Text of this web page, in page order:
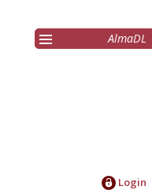
AlmaDL
Login